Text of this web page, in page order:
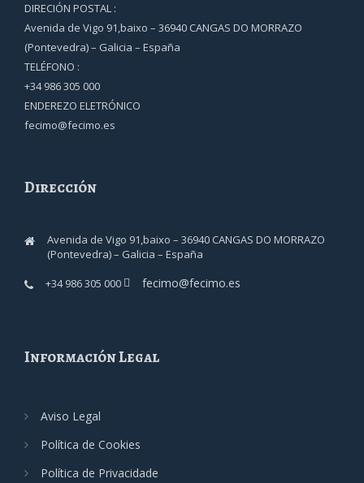
DIRECIÓN POSTAL :
Avenida de Vigo 91,baixo – 36940 CANGAS DO MORRAZO
(Pontevedra) – Galicia – España
TELÉFONO :
+34 986 305 000
ENDEREZO ELETRÓNICO
fecimo@fecimo.es
Dirección
Avenida de Vigo 91,baixo – 36940 CANGAS DO MORRAZO
(Pontevedra) – Galicia – España
+34 986 305 000
fecimo@fecimo.es
Información Legal
Aviso Legal
Política de Cookies
Política de Privacidade